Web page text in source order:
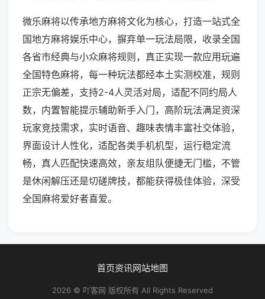
微乐麻将以传承地方麻将文化为核心，打造一站式全
国地方麻将娱乐中心，摒弃单一玩法局限，收录全国
各省市经典与小众麻将规则，真正实现一款应用玩遍
全国特色麻将，每一种玩法都经本土实测校准，规则
正宗无偏差，支持2-4人灵活对局，适配不同约局人
数，内置智能提示辅助新手入门，高阶玩法满足资深
玩家竞技需求，实时语音、趣味表情丰富社交体验，
界面设计人性化，适配各类手机机型，运行稳定流
畅，真人匹配快速高效，亲友组队便捷无门槛，不管
是休闲解压还是切磋牌技，都能获得极佳体验，深受
全国麻将爱好者喜爱。
首页资讯网站地图
2026 © 吖客网 版权所有 All Rights Reserved